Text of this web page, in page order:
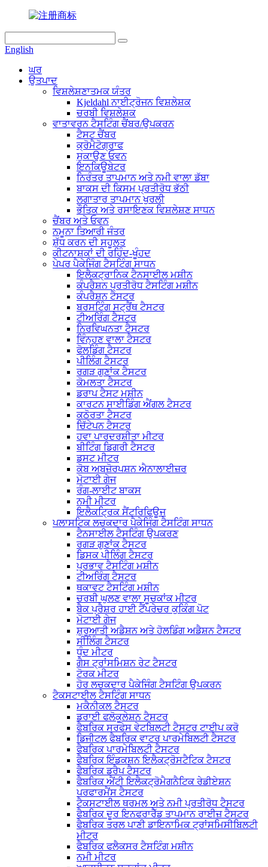
English
ਘਰ
ਉਤਪਾਦ
ਵਿਸ਼ਲੇਸ਼ਣਾਤਮਕ ਯੰਤਰ
Kjeldahl ਨਾਈਟ੍ਰੋਜਨ ਵਿਸ਼ਲੇਸ਼ਕ
ਚਰਬੀ ਵਿਸ਼ਲੇਸ਼ਕ
ਵਾਤਾਵਰਨ ਟੈਸਟਿੰਗ ਚੈਂਬਰ/ਉਪਕਰਨ
ਟੈਸਟ ਚੈਂਬਰ
ਕ੍ਰੋਮੈਟੋਗ੍ਰਾਫ
ਸੁਕਾਉਣ ਓਵਨ
ਇਨਕਿਊਬੇਟਰ
ਨਿਰੰਤਰ ਤਾਪਮਾਨ ਅਤੇ ਨਮੀ ਵਾਲਾ ਡੱਬਾ
ਬਾਕਸ ਦੀ ਕਿਸਮ ਪ੍ਰਤੀਰੋਧ ਭੱਠੀ
ਲਗਾਤਾਰ ਤਾਪਮਾਨ ਖੁਰਲੀ
ਭੌਤਿਕ ਅਤੇ ਰਸਾਇਣਕ ਵਿਸ਼ਲੇਸ਼ਣ ਸਾਧਨ
ਚੈਂਬਰ ਅਤੇ ਓਵਨ
ਨਮੂਨਾ ਤਿਆਰੀ ਜੰਤਰ
ਸ਼ੁੱਧ ਕਰਨ ਦੀ ਸਹੂਲਤ
ਕੀਟਨਾਸ਼ਕਾਂ ਦੀ ਰਹਿੰਦ-ਖੂੰਹਦ
ਪੇਪਰ ਪੈਕੇਜਿੰਗ ਟੈਸਟਿੰਗ ਸਾਧਨ
ਇਲੈਕਟ੍ਰਾਨਿਕ ਟੈਨਸਾਈਲ ਮਸ਼ੀਨ
ਕੰਪਰੈਸ਼ਨ ਪ੍ਰਤੀਰੋਧ ਟੈਸਟਿੰਗ ਮਸ਼ੀਨ
ਕੰਪਰੈਸ਼ਨ ਟੈਸਟਰ
ਬਰਸਟਿੰਗ ਸਟ੍ਰੈਂਥ ਟੈਸਟਰ
ਟੀਅਰਿੰਗ ਟੈਸਟਰ
ਨਿਰਵਿਘਨਤਾ ਟੈਸਟਰ
ਵਿੰਨ੍ਹਣ ਵਾਲਾ ਟੈਸਟਰ
ਫੋਲਡਿੰਗ ਟੈਸਟਰ
ਪੀਲਿੰਗ ਟੈਸਟਰ
ਰਗੜ ਗੁਣਾਂਕ ਟੈਸਟਰ
ਕੋਮਲਤਾ ਟੈਸਟਰ
ਡਰਾਪ ਟੈਸਟ ਮਸ਼ੀਨ
ਕਾਰਟਨ ਸਾਈਡਿੰਗ ਐਂਗਲ ਟੈਸਟਰ
ਕਠੋਰਤਾ ਟੈਸਟਰ
ਚਿੱਟੇਪਨ ਟੈਸਟਰ
ਹਵਾ ਪਾਰਦਰਸ਼ੀਤਾ ਮੀਟਰ
ਬੀਟਿੰਗ ਡਿਗਰੀ ਟੈਸਟਰ
ਡਸਟ ਮੀਟਰ
ਕੋਬ ਅਬਜ਼ੋਰਪਸ਼ਨ ਐਨਾਲਾਈਜ਼ਰ
ਮੋਟਾਈ ਗੇਜ
ਰੰਗ-ਲਾਈਟ ਬਾਕਸ
ਨਮੀ ਮੀਟਰ
ਇਲੈਕਟ੍ਰਿਕ ਸੈਂਟਰਿਫਿਊਜ
ਪਲਾਸਟਿਕ ਲਚਕਦਾਰ ਪੈਕੇਜਿੰਗ ਟੈਸਟਿੰਗ ਸਾਧਨ
ਟੈਨਸਾਈਲ ਟੈਸਟਿੰਗ ਉਪਕਰਣ
ਰਗੜ ਗੁਣਾਂਕ ਟੈਸਟਰ
ਡਿਸਕ ਪੀਲਿੰਗ ਟੈਸਟਰ
ਪ੍ਰਭਾਵ ਟੈਸਟਿੰਗ ਮਸ਼ੀਨ
ਟੀਅਰਿੰਗ ਟੈਸਟਰ
ਥਕਾਵਟ ਟੈਸਟਿੰਗ ਮਸ਼ੀਨ
ਚਰਬੀ ਘੁਲਣ ਵਾਲਾ ਸੂਚਕਾਂਕ ਮੀਟਰ
ਬੈਕ ਪ੍ਰੈਸ਼ਰ ਹਾਈ ਟੈਂਪਰੇਚਰ ਕੁਕਿੰਗ ਪੋਟ
ਮੋਟਾਈ ਗੇਜ
ਸ਼ੁਰੂਆਤੀ ਅਡੈਸ਼ਨ ਅਤੇ ਹੋਲਡਿੰਗ ਅਡੈਸ਼ਨ ਟੈਸਟਰ
ਸੀਲਿੰਗ ਟੈਸਟਰ
ਧੁੰਦ ਮੀਟਰ
ਗੈਸ ਟ੍ਰਾਂਸਮਿਸ਼ਨ ਰੇਟ ਟੈਸਟਰ
ਟੋਰਕ ਮੀਟਰ
ਹੋਰ ਲਚਕਦਾਰ ਪੈਕੇਜਿੰਗ ਟੈਸਟਿੰਗ ਉਪਕਰਨ
ਟੈਕਸਟਾਈਲ ਟੈਸਟਿੰਗ ਸਾਧਨ
ਮਕੈਨੀਕਲ ਟੈਸਟਰ
ਡਰਾਈ ਫਲੋਕੂਲੇਸ਼ਨ ਟੈਸਟਰ
ਫੈਬਰਿਕ ਸਰਫੇਸ ਵੇਟਬਿਲਟੀ ਟੈਸਟਰ ਟਾਈਪ ਕਰੋ
ਡਿਜੀਟਲ ਫੈਬਰਿਕ ਵਾਟਰ ਪਾਰਮੇਬਿਲਟੀ ਟੈਸਟਰ
ਫੈਬਰਿਕ ਪਾਰਮੇਬਿਲਟੀ ਟੈਸਟਰ
ਫੈਬਰਿਕ ਇੰਡਕਸ਼ਨ ਇਲੈਕਟ੍ਰੋਸਟੈਟਿਕ ਟੈਸਟਰ
ਫੈਬਰਿਕ ਡਰੈਪ ਟੈਸਟਰ
ਫੈਬਰਿਕ ਐਂਟੀ ਇਲੈਕਟ੍ਰੋਮੈਗਨੈਟਿਕ ਰੇਡੀਏਸ਼ਨ
ਪਰਫਾਰਮੈਂਸ ਟੈਸਟਰ
ਟੈਕਸਟਾਈਲ ਥਰਮਲ ਅਤੇ ਨਮੀ ਪ੍ਰਤੀਰੋਧ ਟੈਸਟਰ
ਫੈਬਰਿਕ ਦੂਰ ਇਨਫਰਾਰੈੱਡ ਤਾਪਮਾਨ ਰਾਈਜ਼ ਟੈਸਟਰ
ਫੈਬਰਿਕ ਤਰਲ ਪਾਣੀ ਡਾਇਨਾਮਿਕ ਟ੍ਰਾਂਸਮਿਸੀਬਿਲਟੀ
ਮੀਟਰ
ਫੈਬਰਿਕ ਫਲੈਕਸਰ ਟੈਸਟਿੰਗ ਮਸ਼ੀਨ
ਨਮੀ ਮੀਟਰ